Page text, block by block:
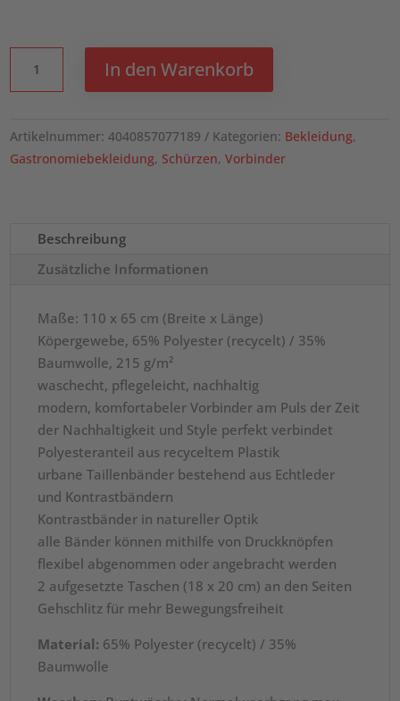
Vorbinder
aus
nachhaltigem
Polyester
In den Warenkorb
Artikelnummer:4040857077189 Kategorien: Bekleidung,
Gastronomiebekleidung, Schürzen,Vorbinder
Beschreibung
Zusätzliche Informationen
Maße: 110 x 65 cm (Breite x Länge)
Köpergewebe, 65% Polyester (recycelt) / 35%
Baumwolle, 215 g/m²
waschecht, pflegeleicht, nachhaltig
modern, komfortabeler Vorbinder am Puls der Zeit
der Nachhaltigkeit und Style perfekt verbindet
Polyesteranteil aus recyceltem Plastik
urbane Taillenbänder bestehend aus Echtleder
und Kontrastbändern
Kontrastbänder in natureller Optik
alle Bänder können mithilfe von Druckknöpfen
flexibel abgenommen oder angebracht werden
2 aufgesetzte Taschen (18 x 20 cm) an den Seiten
Gehschlitz für mehr Bewegungsfreiheit
Material: 65% Polyester (recycelt) / 35%
Baumwolle